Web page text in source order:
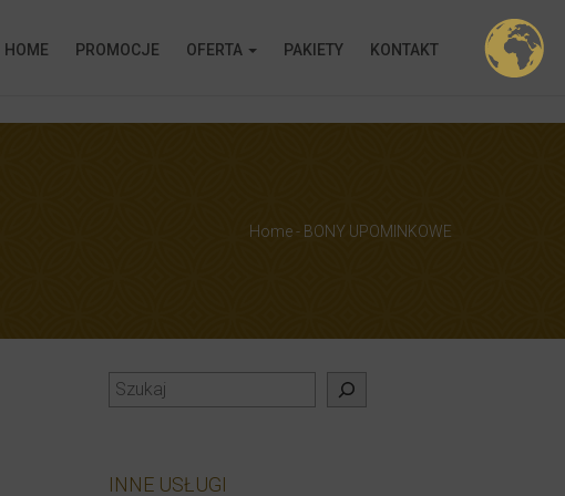
HOME PROMOCJE OFERTA PAKIETY KONTAKT
Home- BONY UPOMINKOWE
Szukaj
INNE USŁUGI